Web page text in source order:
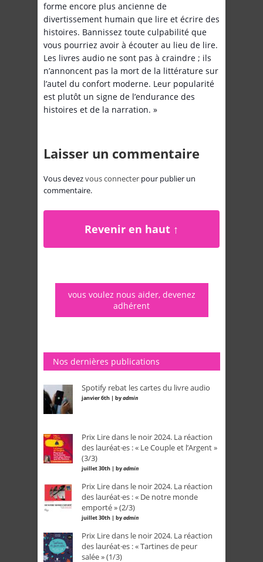
forme encore plus ancienne de
divertissement humain que lire et écrire des
histoires. Bannissez toute culpabilité que
vous pourriez avoir à écouter au lieu de lire.
Les livres audio ne sont pas à craindre ; ils
n’annoncent pas la mort de la littérature sur
l’autel du confort moderne. Leur popularité
est plutôt un signe de l’endurance des
histoires et de la narration. »
Laisser un commentaire
Vous devezvous connecter pour publier un
commentaire.
Revenir en haut ↑
vous voulez nous aider, devenez
adhérent
Nos dernières publications
Spotify rebat les cartes du livre audio
janvier 6th | byadmin
Prix Lire dans le noir 2024. La réaction
des lauréat·es : « Le Couple et l’Argent »
(3/3)
juillet 30th | byadmin
Prix Lire dans le noir 2024. La réaction
des lauréat·es : « De notre monde
emporté » (2/3)
juillet 30th | byadmin
Prix Lire dans le noir 2024. La réaction
des lauréat·es : « Tartines de peur
salée » (1/3)